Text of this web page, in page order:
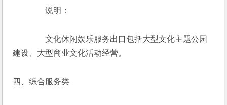
说明：
文化休闲娱乐服务出口包括大型文化主题公园
建设、大型商业文化活动经营。
四、综合服务类